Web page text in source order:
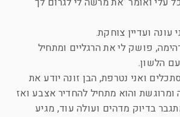
פושק לי את הרגליים ומתחיל
הלשון.
ואני נטרפת, הבן זונה יודע את
ומרוגשת והוא מתחיל להחדיר אצבע ואז
בדיוק מדהים ועולה עוד, מגיע